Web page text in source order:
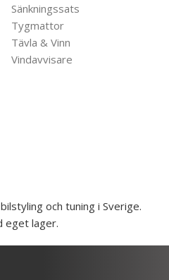
Sänkningssats
Tygmattor
Tävla & Vinn
Vindavvisare
och tuning i Sverige.
eget lager.